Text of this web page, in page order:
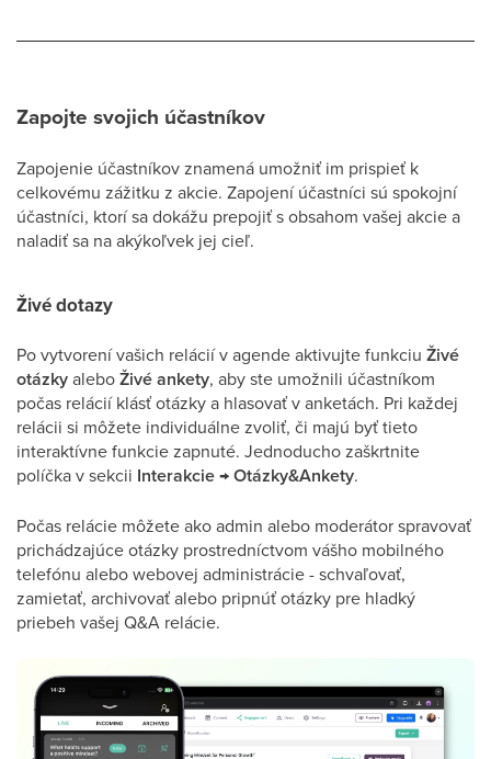
Zapojte svojich účastníkov
Zapojenie účastníkov znamená umožniť im prispieť k
celkovému zážitku z akcie. Zapojení účastníci sú spokojní
účastníci, ktorí sa dokážu prepojiť s obsahom vašej akcie a
naladiť sa na akýkoľvek jej cieľ.
Živé dotazy
Po vytvorení vašich relácií v agende aktivujte funkciu Živé
otázkyaleboŽivé ankety, aby ste umožnili účastníkom
počas relácií klásť otázky a hlasovať v anketách. Pri každej
relácii si môžete individuálne zvoliť, či majú byť tieto
interaktívne funkcie zapnuté. Jednoducho zaškrtnite
políčka v sekcii Interakcie→Otázky&Ankety.
Počas relácie môžete ako admin alebo moderátor spravovať
prichádzajúce otázky prostredníctvom vášho mobilného
telefónu alebo webovej administrácie - schvaľovať,
zamietať, archivovať alebo pripnúť otázky pre hladký
priebeh vašej Q&A relácie.